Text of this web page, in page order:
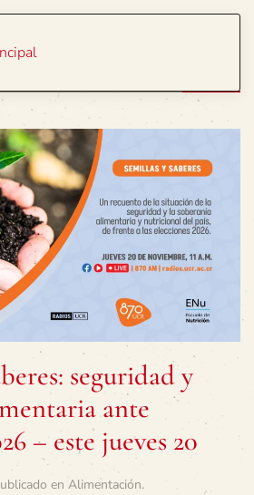
seguridad y
ante
– este jueves 20
en Alimentación.